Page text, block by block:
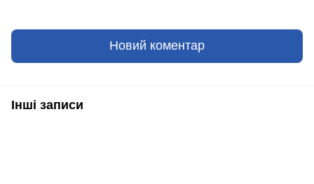
Новий коментар
Інші записи